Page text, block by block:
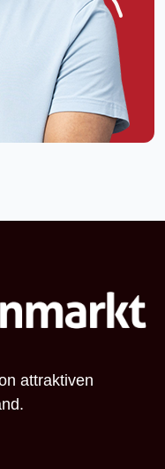
attraktiven